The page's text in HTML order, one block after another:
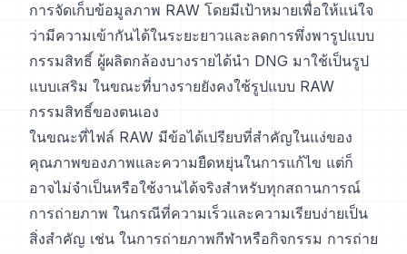
การจัดเก็บข้อมูลภาพ RAW โดยมีเป้าหมายเพื่อให้แน่ใจ
ว่ามีความเข้ากันได้ในระยะยาวและลดการพึ่งพารูปแบบ
กรรมสิทธิ์ ผู้ผลิตกล้องบางรายได้นำ DNG มาใช้เป็นรูป
แบบเสริม ในขณะที่บางรายยังคงใช้รูปแบบ RAW
กรรมสิทธิ์ของตนเอง
ในขณะที่ไฟล์ RAW มีข้อได้เปรียบที่สำคัญในแง่ของ
คุณภาพของภาพและความยืดหยุ่นในการแก้ไข แต่ก็
อาจไม่จำเป็นหรือใช้งานได้จริงสำหรับทุกสถานการณ์
การถ่ายภาพ ในกรณีที่ความเร็วและความเรียบง่ายเป็น
สิ่งสำคัญ เช่น ในการถ่ายภาพกีฬาหรือกิจกรรม การถ่าย